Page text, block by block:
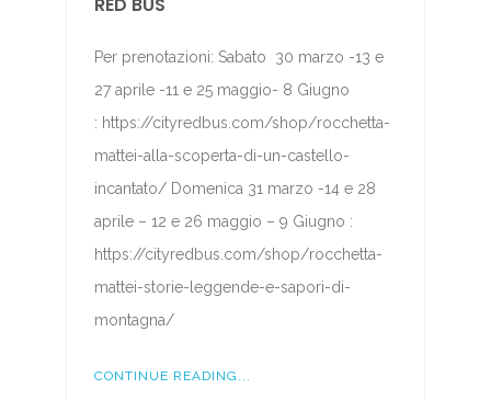
RED BUS
Per prenotazioni: Sabato 30 marzo -13 e
27 aprile -11 e 25 maggio- 8 Giugno
: https://cityredbus.com/shop/rocchetta-
mattei-alla-scoperta-di-un-castello-
incantato/ Domenica 31 marzo -14 e 28
aprile – 12 e 26 maggio – 9 Giugno :
https://cityredbus.com/shop/rocchetta-
mattei-storie-leggende-e-sapori-di-
montagna/
CONTINUE READING...